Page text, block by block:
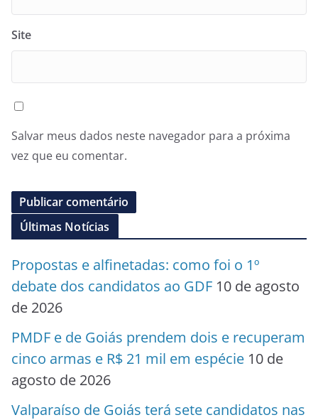
Site
Salvar meus dados neste navegador para a próxima
vez que eu comentar.
Últimas Notícias
Propostas e alfinetadas: como foi o 1º
debate dos candidatos ao GDF 10 de agosto
de 2026
PMDF e de Goiás prendem dois e recuperam
cinco armas e R$ 21 mil em espécie 10 de
agosto de 2026
Valparaíso de Goiás terá sete candidatos nas